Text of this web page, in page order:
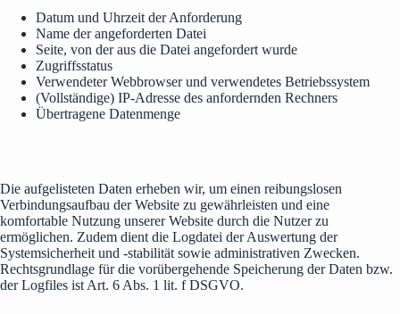
Datum und Uhrzeit der Anforderung
Name der angeforderten Datei
Seite, von der aus die Datei angefordert wurde
Zugriffsstatus
Verwendeter Webbrowser und verwendetes Betriebssystem
(Vollständige) IP-Adresse des anfordernden Rechners
Übertragene Datenmenge
Die aufgelisteten Daten erheben wir, um einen reibungslosen
Verbindungsaufbau der Website zu gewährleisten und eine
komfortable Nutzung unserer Website durch die Nutzer zu
ermöglichen. Zudem dient die Logdatei der Auswertung der
Systemsicherheit und -stabilität sowie administrativen Zwecken.
Rechtsgrundlage für die vorübergehende Speicherung der Daten bzw.
der Logfiles ist Art. 6 Abs. 1 lit. f DSGVO.